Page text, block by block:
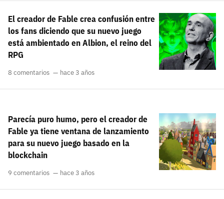
El creador de Fable crea confusión entre
los fans diciendo que su nuevo juego
está ambientado en Albion, el reino del
RPG
8 comentarios hace 3 años
Parecía puro humo, pero el creador de
Fable ya tiene ventana de lanzamiento
para su nuevo juego basado en la
blockchain
9 comentarios hace 3 años